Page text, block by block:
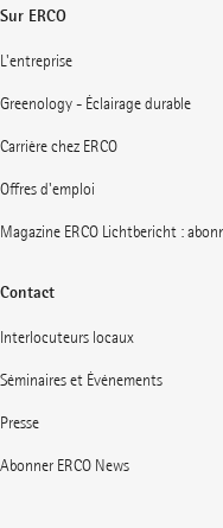
Sur ERCO
L'entreprise
Greenology - Éclairage durable
Carrière chez ERCO
Offres d'emploi
Magazine ERCO Lichtbericht :
Contact
Interlocuteurs locaux
Séminaires et Événements
Presse
Abonner ERCO News